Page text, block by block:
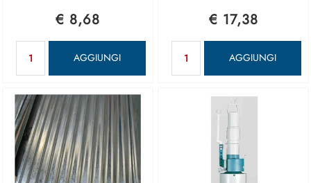
€ 8,68
AGGIUNGI
€ 17,38
AGGIUNGI